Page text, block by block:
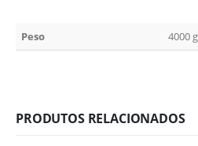
Peso 4000 g
PRODUTOS RELACIONADOS